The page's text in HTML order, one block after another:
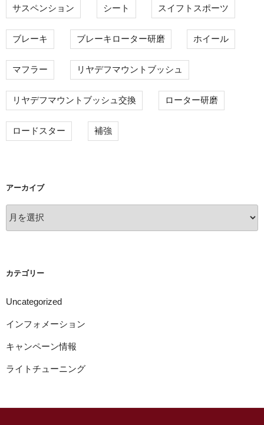
サスペンション シート スイフトスポーツ
ブレーキ ブレーキローター研磨 ホイール
マフラー リヤデフマウントブッシュ
リヤデフマウントブッシュ交換 ローター研磨
ロードスター 補強
アーカイブ
ー
カテゴリー
Uncategorized
インフォメーション
キャンペーン情報
ライトチューニング